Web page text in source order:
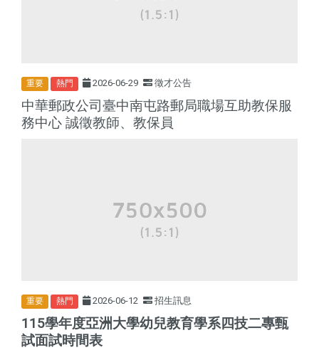
重要 熱門 2026-06-29 徵才公告
中華郵政公司臺中南屯路郵局職場互助教保服
務中心 誠徵教師、教保員
重要 熱門 2026-06-12 招生訊息
115學年度亞洲大學幼兒教育學系四技二專甄
試面試時間表